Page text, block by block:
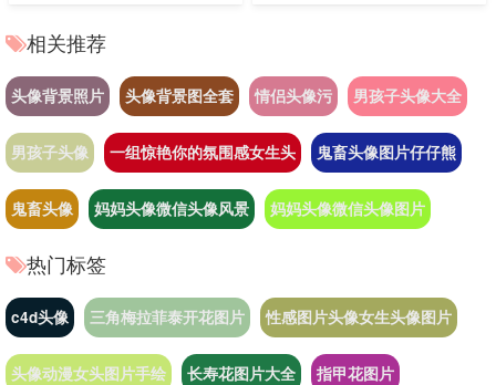
相关推荐
头像背景照片 头像背景图全套 情侣头像污 男孩子头像大全
男孩子头像 一组惊艳你的氛围感女生头 鬼畜头像图片仔仔熊
鬼畜头像 妈妈头像微信头像风景 妈妈头像微信头像图片
热门标签
c4d头像 三角梅拉菲泰开花图片 性感图片头像女生头像图片
头像动漫女头图片手绘 长寿花图片大全 指甲花图片